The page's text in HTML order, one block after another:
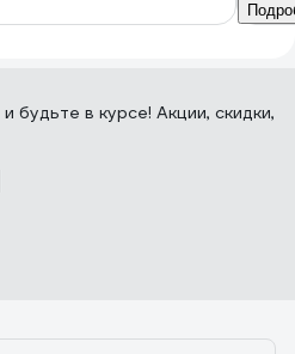
и будьте в курсе! Акции, скидки,